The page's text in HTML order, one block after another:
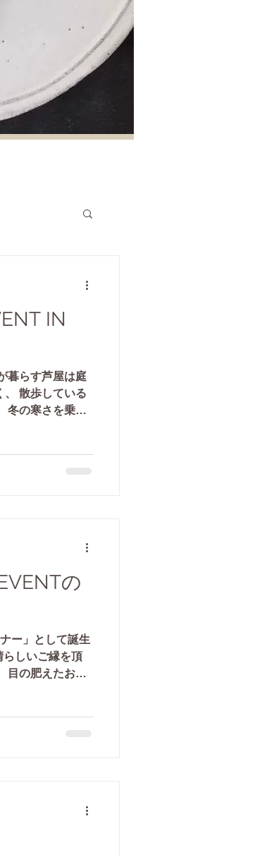
IN
暮らす芦屋は庭
、 散歩している
冬の寒さを乗り
の
ー」として誕生
らしいご縁を頂
目の肥えたお客